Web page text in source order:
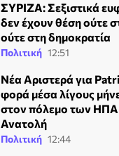
ΣΥΡΙΖΑ: Σεξιστικά
δεν έχουν θέση ούτε
ούτε στη δημοκρατία
Πολιτική 12:51
Νέα Αριστερά για
φορά μέσα λίγους
στον πόλεμο των
Ανατολή
Πολιτική 12:44